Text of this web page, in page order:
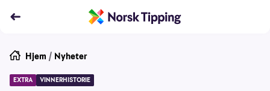
Hjem / Nyheter
EXTRA VINNERHISTORIE